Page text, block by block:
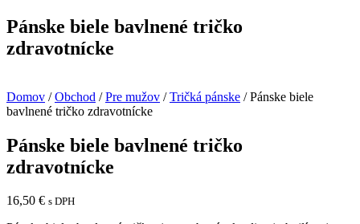
Pánske biele bavlnené tričko
zdravotnícke
Domov /Obchod /Pre mužov /Tričká pánske / Pánske biele
bavlnené tričko zdravotnícke
Pánske biele bavlnené tričko
zdravotnícke
16,50 € s DPH